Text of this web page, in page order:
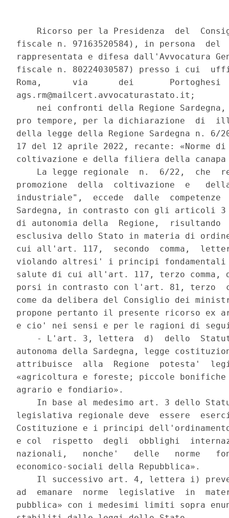
Ricorso per la Presidenza  del  Consiglio  dei  ministri  (codice
fiscale n. 97163520584), in persona  del  Presidente  p.t.,  ex  lege
rappresentata e difesa dall'Avvocatura Generale dello  Stato  (codice
fiscale n. 80224030587) presso i cui  uffici  domicilia  ex  lege  in
Roma,      via      dei       Portoghesi       n.       12;       Pec
ags.rm@mailcert.avvocaturastato.it; 
    nei confronti della Regione Sardegna, in persona  del  Presidente
pro tempore, per la dichiarazione  di  illegittimita'  costituzionale
della legge della Regione Sardegna n. 6/2022, pubblicata nel  BUR  n.
17 del 12 aprile 2022, recante: «Norme di sostegno e promozione della
coltivazione e della filiera della canapa industriale». 
    La legge regionale  n.  6/22,  che  reca  «Norme  di  sostegno  e
promozione  della  coltivazione  e   della   filiera   della   canapa
industriale",  eccede  dalle  competenze  statutarie  della   Regione
Sardegna, in contrasto con gli articoli 3 e 4 dello Statuto  speciale
di autonomia della  Regione,  risultando  invasiva  della  competenza
esclusiva dello Stato in materia di ordine pubblico  e  sicurezza  di
cui all'art. 117,  secondo  comma,  lettera  h)  della  Costituzione,
violando altresi' i principi fondamentali in materia di tutela  della
salute di cui all'art. 117, terzo comma, della Costituzione, oltre  a
porsi in contrasto con l'art. 81, terzo  comma,  della  Costituzione:
come da delibera del Consiglio dei ministri in data 6 giugno 2022  si
propone pertanto il presente ricorso ex art. 127 della  Costituzione,
e cio' nei sensi e per le ragioni di seguito indicate. 
    - L'art. 3, lettera  d)  dello  Statuto  speciale  della  Regione
autonoma della Sardegna, legge costituzionale 26 febbraio 1948, n. 3,
attribuisce  alla  Regione  potesta'  legislativa   in   materia   di
«agricoltura e foreste; piccole bonifiche e  opere  di  miglioramento
agrario e fondiario». 
    In base al medesimo art. 3 dello Statuto  speciale,  la  potesta'
legislativa regionale deve  essere  esercitata  «in  armonia  con  la
Costituzione e i principi dell'ordinamento giuridico della Repubblica
e col  rispetto  degli  obblighi  internazionali  e  degli  interessi
nazionali,   nonche'   delle   norme   fondamentali   delle   riforme
economico-sociali della Repubblica». 
    Il successivo art. 4, lettera i) prevede la competenza  regionale
ad  emanare  norme  legislative  in  materia  di  «igiene  e  sanita'
pubblica» con i medesimi limiti sopra enunciati, nonche' dei principi
stabiliti dalle leggi dello Stato. 
    Si rappresenta inoltre che la disciplina statale di principio  e'
dettata dal decreto  del  Presidente  della  Repubblica  n.  309/1990
«Testo unico delle leggi in materia di disciplina degli  stupefacenti
e  sostanze  psicotrope,  prevenzione,  cura  e  riabilitazione   dei
relativi stati di' tossicodipendenza» e dalla legge n. 242 del  2016,
intitolata «Disposizioni per la promozione della coltivazione e della
filiera agroindustriale della canapa». 
    A  tale  riguardo,  la  giurisprudenza   costante   della   Corte
costituzionale  interpreta  il  concetto  di   «ordine   pubblico   e
sicurezza»  -  quale  settore  riservato  dalla   Costituzione   alla
legislazione esclusiva dello  Stato  -  come  comprendente  l'insieme
degli  interventi  e  delle  misure   finalizzate   al   mantenimento
dell'ordine pubblico ed alla prevenzione dei reati, tra i quali grave
allarme sociale destano quelli in materia di stupefacenti. 
    La Consulta, inoltre, ha sottolineato (sentenza n. 333/1991)  che
la  citata  normativa  statale  (in  particolare,  il   decreto   del
Presidente della Repubblica n. 309/1990), nel  definire  il  catalogo
delle  sostanze  vietate  (con  le  relative  eccezioni   di   natura
tassativa),  integra  elementi  accessori  delle  fattispecie  penali
tipiche di cui al medesimo decreto del Presidente  della  Repubblica,
nel pieno rispetto del  principio  della  riserva  di  legge  di  cui
all'art. 25 della Costituzione. 
    La Corte ha, altresi', affermato che  la  predetta  normativa  in
materia di sostanze stupefacenti ha come obiettivo la tutela dei beni
giuridici della salute pubblica e dell'ordine  e  sicurezza  pubblica
(sentenze nn. 133/1992 e 109/2016). 
    Il citato testo  unico  classifica  le  sostanze  stupefacenti  o
psicotrope  raggruppandole  in  cinque  tabelle.  La   cannabis,   in
particolare, rientra nella «Tabella II». 
    - L'art. 26 del testo unico vieta la  coltivazione  delle  piante
ricomprese nella Tabella  II  ad  eccezione  della  canapa  coltivata
esclusivamente  per  la  produzione  di  fibre  o   per   altri   usi
industriali, diversi da quelli di cui all'art. 27,  consentiti  dalla
normativa dell'Unione europea. 
    La coltura della canapa non puo', quindi, riguardare le tipologie
di piante ricomprese nei divieti di cui al citato testo unico ma,  ai
sensi dell'art. 1, comma 2, della  legge  n.  242/2016,  e',  invece,
ammessa per le varieta' iscritte nel Catalogo comune  delle  varieta'
delle  specie  di  piante  agricole,  ai  sensi  dell'art.  17  della
direttiva 2002/54/CE del Consiglio, del 13 giugno 2002. 
    Il successivo  comma  3  dell'art.  1  della  legge  n.  242/2016
specifica che le attivita' di sostegno e  promozione  riguardano,  in
particolare, la coltura della canapa finalizzata: 
      a) alla coltivazione e alla trasformazione; 
      b) all'incentivazione dell'impiego  e  del  consumo  finale  di
semilavorati  di  canapa  provenienti  da  filiere   prioritariamente
locali; 
      c)  allo  sviluppo  di  filiere  territoriali   integrate   che
valorizzino i risultati della  ricerca  e  perseguano  l'integrazione
locale e la reale sostenibilita' economica e ambientale; 
      d)  alla  produzione  di  alimenti,  cosmetici,  materie  prime
biodegradabili e semilavorati innovativi per le